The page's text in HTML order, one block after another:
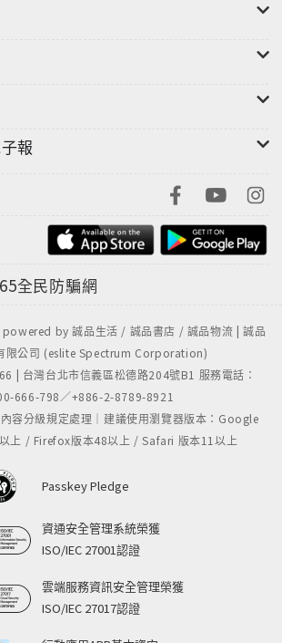
報
全民防騙網
by 誠品生活 / 誠品書店 / 誠品物流 | 誠品
限公司 (eslite Spectrum Corporation)
| 台灣台北市信義區松德路204號B1 服務電話：
666-798／+886-2-8789-8921
容分級規定處理｜建議使用瀏覽器版本：Google
上 / Firefox版本48以上 / Safari 版本11以上
Passkey Pledge
資通安全管理系統榮獲
ISO/IEC 27001認證
雲端服務資訊安全管理榮獲
ISO/IEC 27017認證